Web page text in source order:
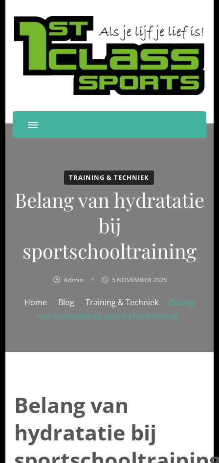
First Class Sports
Papendrecht
Als je lijf je lief is!
TRAINING & TECHNIEK
Belang van hydratatie
bij
sportschooltraining
Admin 5 NOVEMBER 2025
Home Blog Training & Techniek
Belang
van hydratatie bij sportschooltraining
Belang van
hydratatie bij